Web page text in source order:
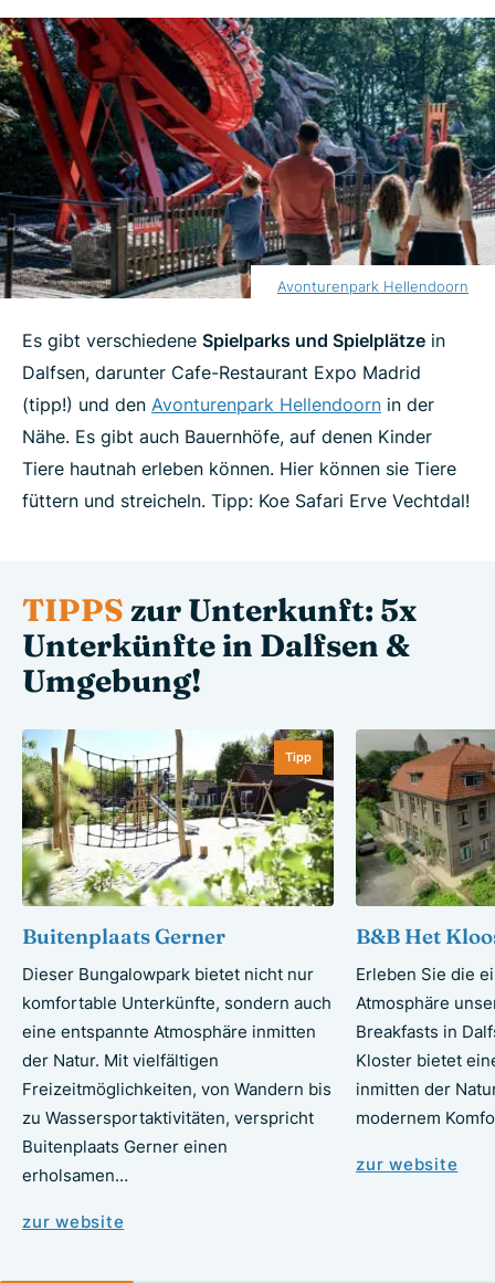
Avonturenpark Hellendoorn
Es gibt verschiedene Spielparks und Spielplätze in
Dalfsen, darunter Cafe-Restaurant Expo Madrid
(tipp!) und den Avonturenpark Hellendoorn in der
Nähe. Es gibt auch Bauernhöfe, auf denen Kinder
Tiere hautnah erleben können. Hier können sie Tiere
füttern und streicheln. Tipp: Koe Safari Erve Vechtdal!
TIPPS zur Unterkunft: 5x
Unterkünfte in Dalfsen &
Umgebung!
Tipp
Buitenplaats Gerner
Dieser Bungalowpark bietet nicht nur
komfortable Unterkünfte, sondern auch
eine entspannte Atmosphäre inmitten
der Natur. Mit vielfältigen
Freizeitmöglichkeiten, von Wandern bis
zu Wassersportaktivitäten, verspricht
Buitenplaats Gerner einen
erholsamen…
zur website
B&B Het
Erleben Sie die
Atmosphäre
Breakfasts in
Kloster bietet
inmitten der
modernem
zur website